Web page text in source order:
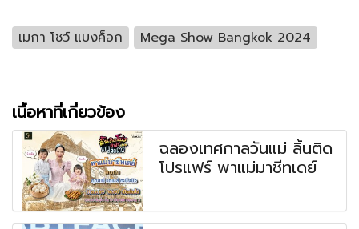
เมกา โชว์ แบงค็อก Mega Show Bangkok 2024
เนื้อหาที่เกี่ยวข้อง
ฉลองเทศกาลวันแม่ ลิ้นติด
โปรแฟร์ พาแม่มาชีทเดย์